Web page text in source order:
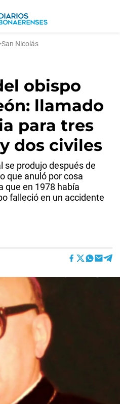
San Nicolás
obispo
llamado
para tres
dos civiles
se produjo después de
que anuló por cosa
que en 1978 había
falleció en un accidente